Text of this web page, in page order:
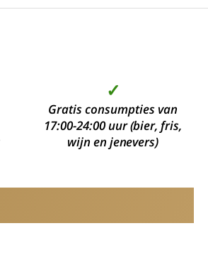
✓
Gratis consumpties van
17:00-24:00 uur (bier, fris,
wijn en jenevers)